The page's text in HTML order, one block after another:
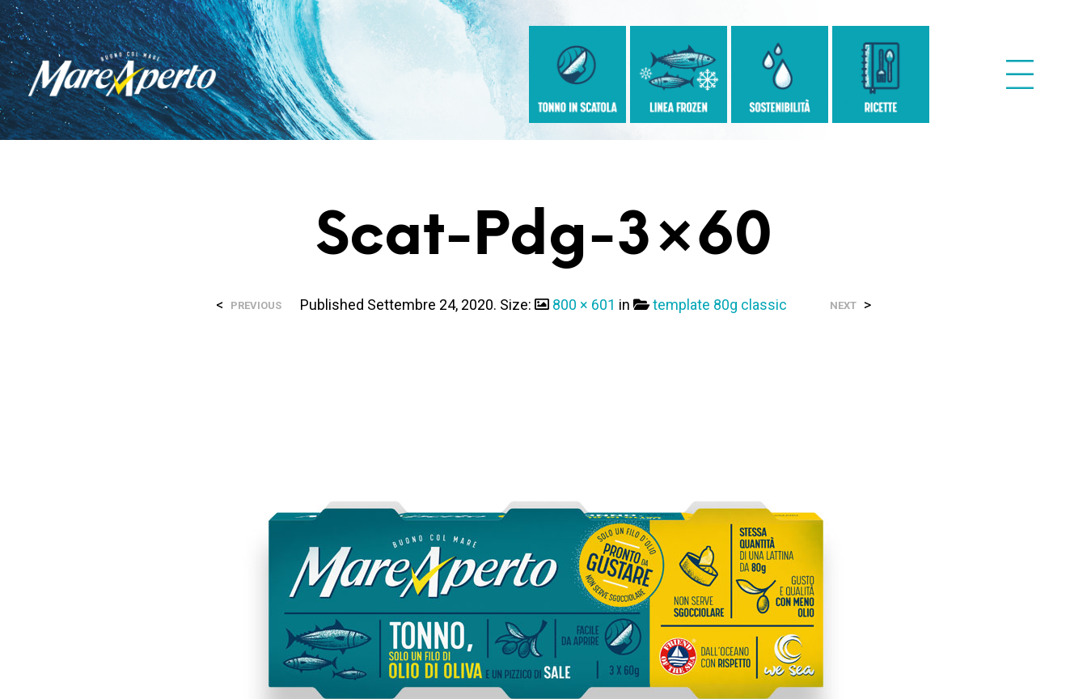
Scat-Pdg-3×60
Published Settembre 24, 2020. Size: 800 × 601 in template 80g classic
< PREVIOUS NEXT >